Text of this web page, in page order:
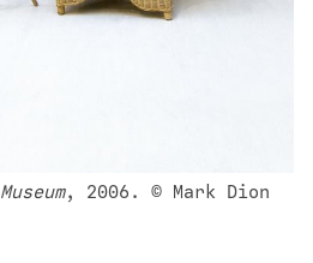
, 2006. © Mark Dion